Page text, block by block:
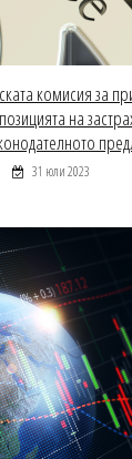
комисия за
на
31 юли 2023